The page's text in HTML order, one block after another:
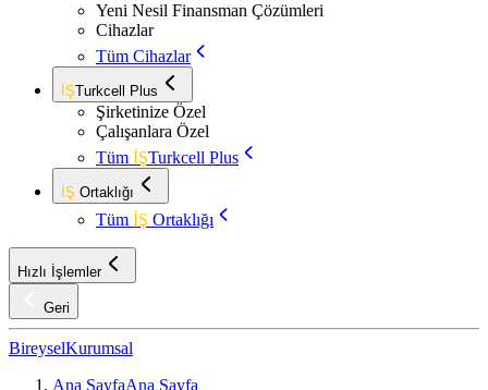
Yeni Nesil Finansman Çözümleri
Cihazlar
Tüm Cihazlar
İŞTurkcell Plus
Şirketinize Özel
Çalışanlara Özel
Tüm İŞTurkcell Plus
İŞ Ortaklığı
Tüm İŞ Ortaklığı
Hızlı İşlemler
Geri
BireyselKurumsal
Ana SayfaAna Sayfa